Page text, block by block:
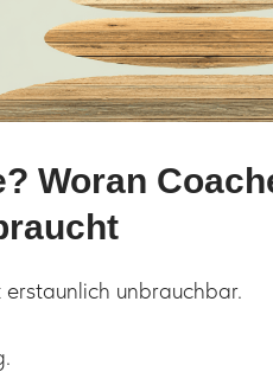
Woran
unbrauchbar.